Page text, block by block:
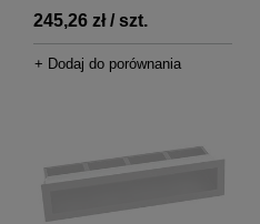
245,26 zł / szt.
+ Dodaj do porównania